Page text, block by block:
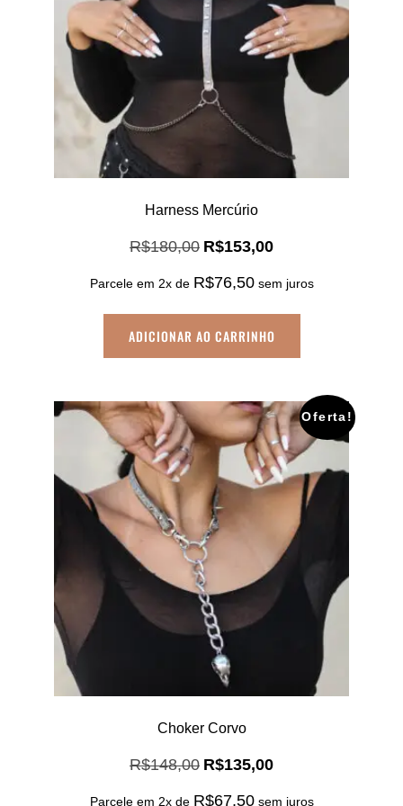
Harness Mercúrio
R$180,00 O
original
R$180,00.
R$153,00O
atual
R$153,00.
Parcele em 2x de R$76,50 sem juros
ADICIONAR AO CARRINHO
Oferta!
Choker Corvo
R$148,00 O
original
R$135,00O
atual
Parcele em 2x de R$67,50 sem juros